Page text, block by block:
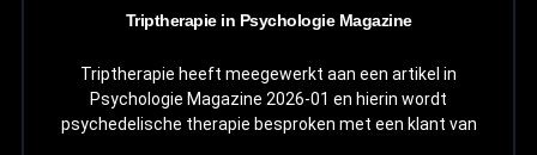
Triptherapie in Psychologie Magazine
Triptherapie heeft meegewerkt aan een artikel in
Psychologie Magazine 2026-01 en hierin wordt
psychedelische therapie besproken met een klant van